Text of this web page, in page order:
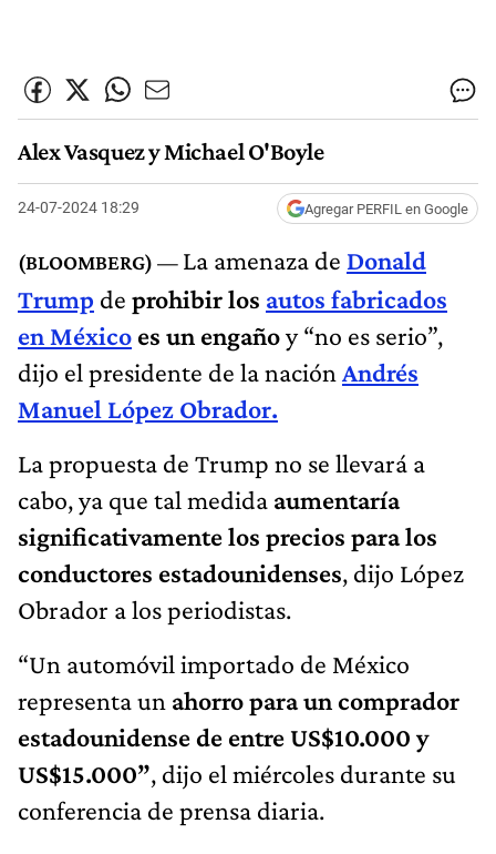
Alex Vasquez y Michael O'Boyle
24-07-2024 18:29 Agregar PERFIL en Google
La amenaza de Donald
Trump de prohibir los autos fabricados
en México es un engañoy “no es serio”,
dijo el presidente de la nación Andrés
Manuel López Obrador.
La propuesta de Trump no se llevará a
cabo, ya que tal medida aumentaría
significativamente los precios para los
conductores estadounidenses, dijo López
Obrador a los periodistas.
“Un automóvil importado de México
representa un ahorro para un comprador
estadounidense de entre US$10.000 y
US$15.000”, dijo el miércoles durante su
conferencia de prensa diaria.